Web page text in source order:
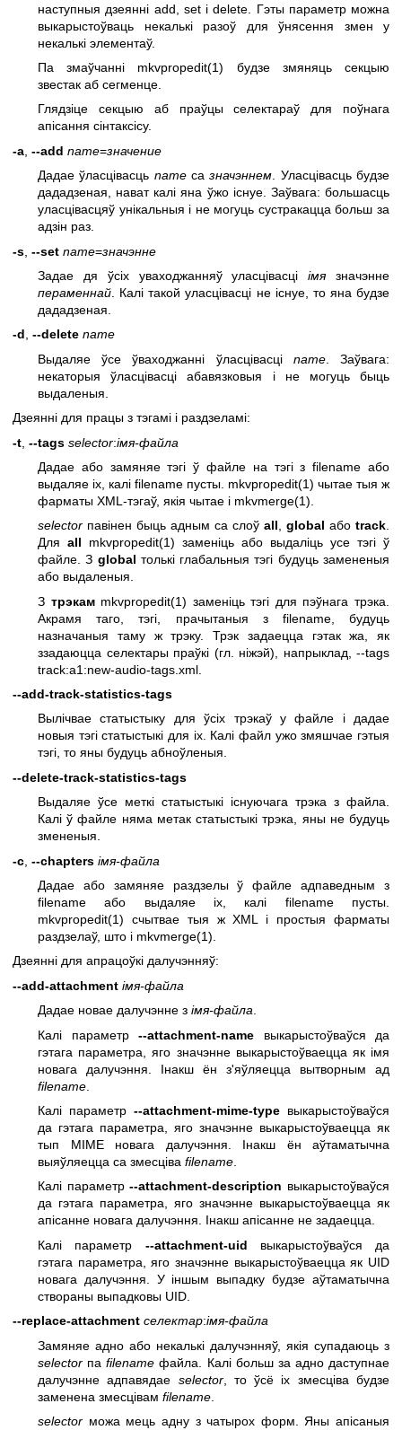
наступныя дзеянні add, set і delete. Гэты параметр можна
выкарыстоўваць некалькі разоў для ўнясення змен у
некалькі элементаў.
Па змаўчанні mkvpropedit(1) будзе змяняць секцыю
звестак аб сегменце.
Глядзіце секцыю аб праўцы селектараў для поўнага
апісання сінтаксісу.
-a --add name=значение
Дадае ўласцівасць nameсазначэннем . Уласцівасць будзе
дададзеная, нават калі яна ўжо існуе. Заўвага: большасць
уласцівасцяў унікальныя і не могуць сустракацца больш за
адзін раз.
-s --set name=значэнне
Задае дя ўсіх уваходжанняў уласцівасціімязначэнне
пераменнай . Калі такой уласцівасці не існуе, то яна будзе
дададзеная.
-d, --delete name
Выдаляе ўсе ўваходжанні ўласцівасці name. Заўвага:
некаторыя ўласцівасці абавязковыя і не могуць быць
выдаленыя.
Дзеянні для працы з тэгамі і раздзеламі:
-t --tags selector:імя-файла
Дадае або замяняе тэгі ў файле на тэгі з filename або
выдаляе іх, калі filename пусты. mkvpropedit(1) чытае тыя ж
фарматы XML-тэгаў, якія чытае і mkvmerge(1)
selector павінен быць адным са слоў all, global або track.
Для all mkvpropedit(1) заменіць або выдаліць усе тэгі ў
файле. З global толькі глабальныя тэгі будуць замененыя
або выдаленыя.
З трэкам mkvpropedit(1) заменіць тэгі для пэўнага трэка.
Акрамя таго, тэгі, прачытаныя з filename, будуць
назначаныя таму ж трэку. Трэк задаецца гэтак жа, як
ззадаюцца селектары праўкі (гл. ніжэй), напрыклад, --tags
track:a1:new-audio-tags.xml.
--add-track-statistics-tags
Вылічвае статыстыку для ўсіх трэкаў у файле і дадае
новыя тэгі статыстыкі для іх. Калі файл ужо змяшчае гэтыя
тэгі, то яны будуць абноўленыя.
--delete-track-statistics-tags
Выдаляе ўсе меткі статыстыкі існуючага трэка з файла.
Калі ў файле няма метак статыстыкі трэка, яны не будуць
змененыя.
-c --chapters імя-файла
Дадае або замяняе раздзелы ў файле адпаведным з
filename або выдаляе іх, калі filename пусты.
mkvpropedit(1) счытвае тыя ж XML і простыя фарматы
раздзелаў, што і mkvmerge(1)
Дзеянні для апрацоўкі далучэнняў:
--add-attachment імя-файла
Дадае новае далучэнне з імя-файла.
Калі параметр --attachment-name выкарыстоўваўся да
гэтага параметра, яго значэнне выкарыстоўваецца як імя
новага далучэння. Інакш ён з'яўляецца вытворным ад
filename
Калі параметр --attachment-mime-type выкарыстоўваўся
да гэтага параметра, яго значэнне выкарыстоўваецца як
тып MIME новага далучэння. Інакш ён аўтаматычна
выяўляецца са змесціва filename
Калі параметр--attachment-description выкарыстоўваўся
да гэтага параметра, яго значэнне выкарыстоўваецца як
апісанне новага далучэння. Інакш апісанне не задаецца.
Калі параметр --attachment-uid выкарыстоўваўся да
гэтага параметра, яго значэнне выкарыстоўваецца як UID
новага далучэння. У іншым выпадку будзе аўтаматычна
створаны выпадковы UID.
--replace-attachment селектар:імя-файла
Замяняе адно або некалькі далучэнняў, якія супадаюць з
selector паfilename файла. Калі больш за адно даступнае
далучэнне адпавядае selector, то ўсё іх змесціва будзе
заменена змесцівам filename
selector можа мець адну з чатырох форм. Яны апісаныя